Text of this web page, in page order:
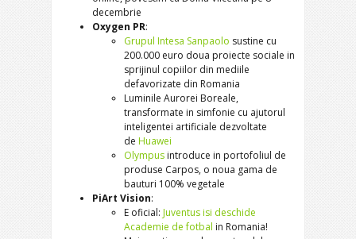
decembrie
Oxygen PR:
Grupul Intesa Sanpaolo sustine cu
200.000 euro doua proiecte sociale in
sprijinul copiilor din mediile
defavorizate din Romania
Luminile Aurorei Boreale,
transformate in simfonie cu ajutorul
inteligentei artificiale dezvoltate
de Huawei
Olympus introduce in portofoliul de
produse Carpos, o noua gama de
bauturi 100% vegetale
PiArt Vision:
E oficial: Juventus isi deschide
Academie de fotbal in Romania!